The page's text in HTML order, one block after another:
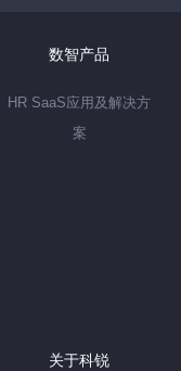
数智产品
HR SaaS应用及解决方
案
关于科锐